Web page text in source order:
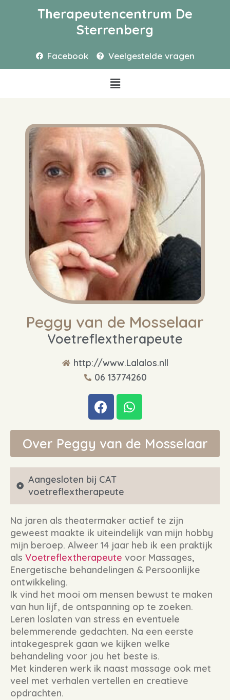
Therapeutencentrum De
Sterrenberg
Facebook Veelgestelde vragen
Peggy van de Mosselaar
Voetreflextherapeute
http://www.Lalalos.nll
06 13774260
Over Peggy van de Mosselaar
Aangesloten bij CAT
voetreflextherapeute
Na jaren als theatermaker actief te zijn
geweest maakte ik uiteindelijk van mijn hobby
mijn beroep. Alweer 14 jaar heb ik een praktijk
als Voetreflextherapeute voor Massages,
Energetische behandelingen & Persoonlijke
ontwikkeling.
Ik vind het mooi om mensen bewust te maken
van hun lijf, de ontspanning op te zoeken.
Leren loslaten van stress en eventuele
belemmerende gedachten. Na een eerste
intakegesprek gaan we kijken welke
behandeling voor jou het beste is.
Met kinderen werk ik naast massage ook met
veel met verhalen vertellen en creatieve
opdrachten.